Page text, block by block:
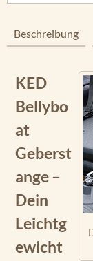
Beschreibung
KED
Bellybo
at
Geberst
ange –
Dein
Leichtg
ewicht